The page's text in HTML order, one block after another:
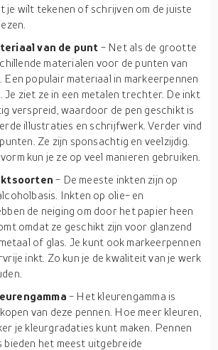
je wilt tekenen of schrijven om de juiste
van de punt - Net als de grootte
materialen voor de punten van
populair materiaal in markeerpennen
Je ziet ze in een metalen trechter. De inkt
verspreid, waardoor de pen geschikt is
illustraties en schrijfwerk. Verder vind
Ze zijn sponsachtig en veelzijdig.
kun je ze op veel manieren gebruiken.
- De meeste inkten zijn op
Inkten op olie- en
de neiging om door het papier heen
omdat ze geschikt zijn voor glanzend
of glas. Je kunt ook markeerpennen
inkt. Zo kun je de kwaliteit van je werk
- Het kleurengamma is
van deze pennen. Hoe meer kleuren,
je kleurgradaties kunt maken. Pennen
bieden het meest uitgebreide